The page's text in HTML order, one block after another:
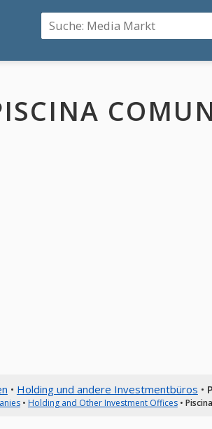
• Holding und andere Investmentbüros •
• Holding and Other Investment Offices•